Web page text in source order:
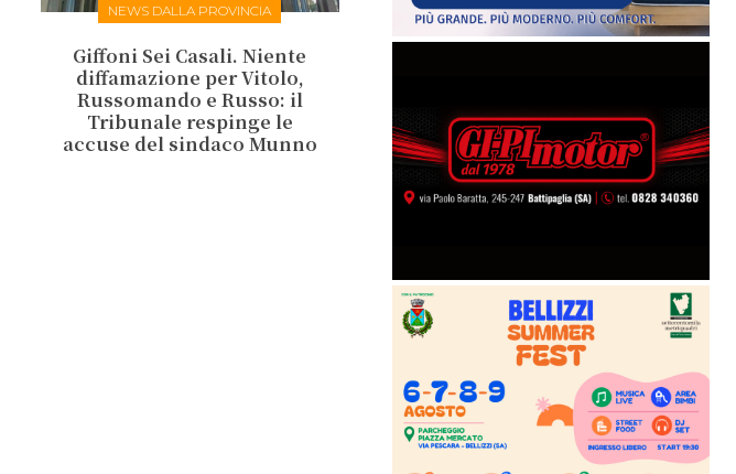
NEWS DALLA PROVINCIA
Giffoni Sei Casali. Niente
diffamazione per Vitolo,
Russomando e Russo: il
Tribunale respinge le
accuse del sindaco Munno